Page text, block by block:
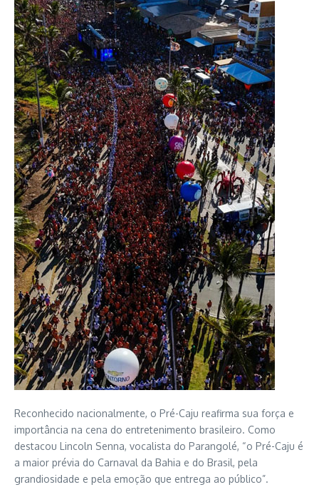
Reconhecido nacionalmente, o Pré-Caju reafirma sua força e
importância na cena do entretenimento brasileiro. Como
destacou Lincoln Senna, vocalista do Parangolé, “o Pré-Caju é
a maior prévia do Carnaval da Bahia e do Brasil, pela
grandiosidade e pela emoção que entrega ao público”.